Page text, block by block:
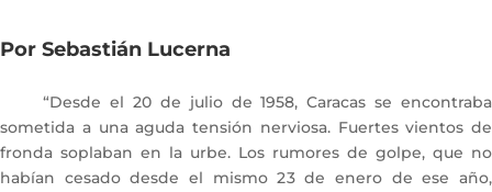
Por Sebastián Lucerna
“Desde el 20 de julio de 1958, Caracas se encontraba
sometida a una aguda tensión nerviosa. Fuertes vientos de
fronda soplaban en la urbe. Los rumores de golpe, que no
habían cesado desde el mismo 23 de enero de ese año,